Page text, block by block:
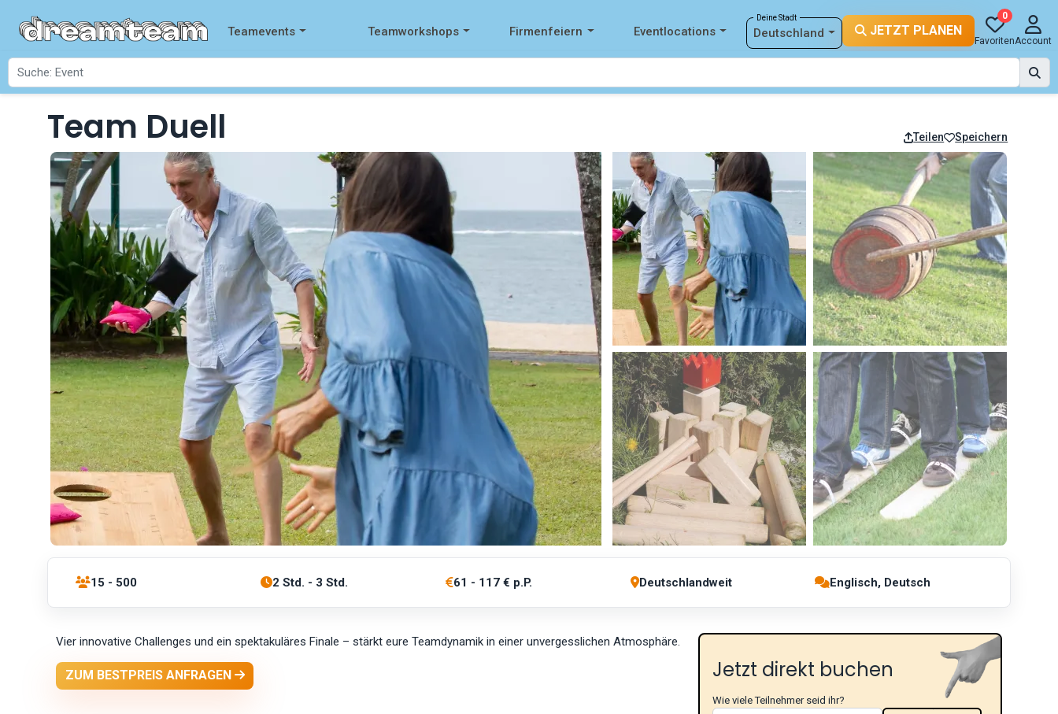
Teamevents Teamworkshops Firmenfeiern Eventlocations
Deine Stadt
Deutschland JETZT PLANEN
0
FavoritenAccount
Startseite Events Team Duell
Team Duell Teilen Speichern
15 - 500 2 Std. - 3 Std. 61 - 117 € p.P. Deutschlandweit Englisch, Deutsch
Vier innovative Challenges und ein spektakuläres Finale – stärkt eure Teamdynamik in einer unvergesslichen Atmosphäre.
ZUM BESTPREIS ANFRAGEN Jetzt direkt buchen
Wie viele Teilnehmer seid ihr?